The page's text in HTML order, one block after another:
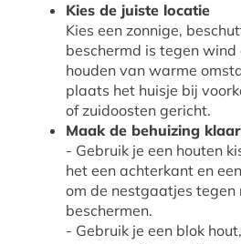
Kies de juiste locatie
Kies een zonnige,
beschermd is tegen wind
houden van warme
plaats het huisje bij
of zuidoosten gericht.
Maak de behuizing klaar
- Gebruik je een houten
het een achterkant en
om de nestgaatjes tegen
beschermen.
- Gebruik je een blok